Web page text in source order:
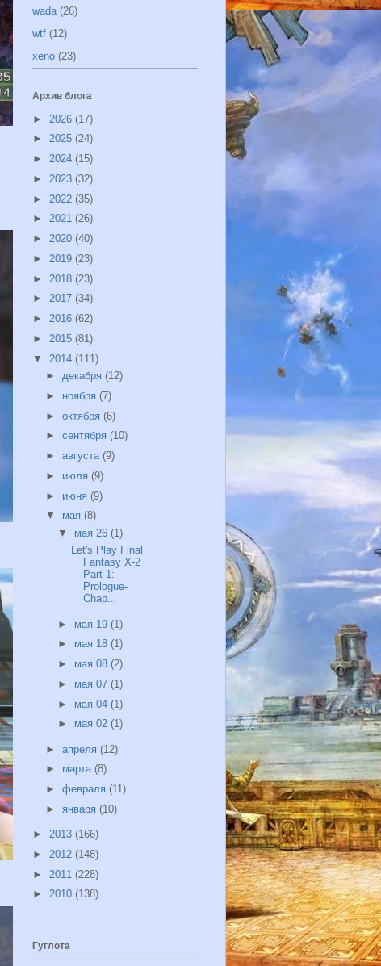
wada (26)
wtf (12)
xeno (23)
Архив блога
► 2026 (17)
► 2025 (24)
► 2024 (15)
► 2023 (32)
► 2022 (35)
► 2021 (26)
► 2020 (40)
► 2019 (23)
► 2018 (23)
► 2017 (34)
► 2016 (62)
► 2015 (81)
▼ 2014 (111)
► декабря (12)
► ноября (7)
► октября (6)
► сентября (10)
► августа (9)
► июля (9)
► июня (9)
▼ мая (8)
▼ мая 26(1)
Let's Play Final
Fantasy X-2
Part 1:
Prologue-
Chap...
► мая 19(1)
► мая 18(1)
► мая 08(2)
► мая 07(1)
► мая 04(1)
► мая 02(1)
► апреля (12)
► марта (8)
► февраля (11)
► января (10)
► 2013 (166)
► 2012 (148)
► 2011 (228)
► 2010 (138)
Гуглота